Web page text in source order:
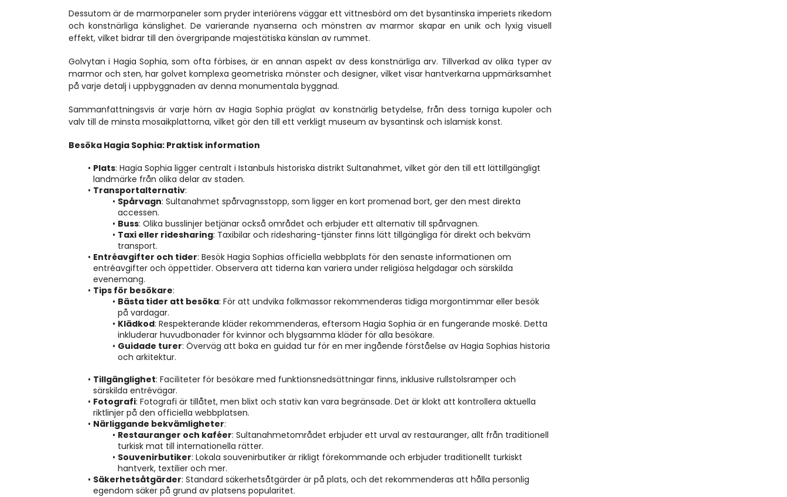
Dessutom är de marmorpaneler som pryder interiörens väggar ett vittnesbörd om det bysantinska imperiets rikedom
och konstnärliga känslighet. De varierande nyanserna och mönstren av marmor skapar en unik och lyxig visuell
effekt, vilket bidrar till den övergripande majestätiska känslan av rummet.
Golvytan i Hagia Sophia, som ofta förbises, är en annan aspekt av dess konstnärliga arv. Tillverkad av olika typer av
marmor och sten, har golvet komplexa geometriska mönster och designer, vilket visar hantverkarna uppmärksamhet
på varje detalj i uppbyggnaden av denna monumentala byggnad.
Sammanfattningsvis är varje hörn av Hagia Sophia präglat av konstnärlig betydelse, från dess torniga kupoler och
valv till de minsta mosaikplattorna, vilket gör den till ett verkligt museum av bysantinsk och islamisk konst.
Besöka Hagia Sophia: Praktisk information
Plats: Hagia Sophia ligger centralt i Istanbuls historiska distrikt Sultanahmet, vilket gör den till ett lättillgängligt
landmärke från olika delar av staden.
Transportalternativ:
Spårvagn: Sultanahmet spårvagnsstopp, som ligger en kort promenad bort, ger den mest direkta
accessen.
Buss: Olika busslinjer betjänar också området och erbjuder ett alternativ till spårvagnen.
Taxi eller ridesharing: Taxibilar och ridesharing-tjänster finns lätt tillgängliga för direkt och bekväm
transport.
Entréavgifter och tider: Besök Hagia Sophias officiella webbplats för den senaste informationen om
entréavgifter och öppettider. Observera att tiderna kan variera under religiösa helgdagar och särskilda
evenemang.
Tips för besökare:
Bästa tider att besöka: För att undvika folkmassor rekommenderas tidiga morgontimmar eller besök
på vardagar.
Klädkod: Respekterande kläder rekommenderas, eftersom Hagia Sophia är en fungerande moské. Detta
inkluderar huvudbonader för kvinnor och blygsamma kläder för alla besökare.
Guidade turer: Överväg att boka en guidad tur för en mer ingående förståelse av Hagia Sophias historia
och arkitektur.
Tillgänglighet: Faciliteter för besökare med funktionsnedsättningar finns, inklusive rullstolsramper och
särskilda entrévägar.
Fotografi: Fotografi är tillåtet, men blixt och stativ kan vara begränsade. Det är klokt att kontrollera aktuella
riktlinjer på den officiella webbplatsen.
Närliggande bekvämligheter:
Restauranger och kaféer: Sultanahmetområdet erbjuder ett urval av restauranger, allt från traditionell
turkisk mat till internationella rätter.
Souvenirbutiker: Lokala souvenirbutiker är rikligt förekommande och erbjuder traditionellt turkiskt
hantverk, textilier och mer.
Säkerhetsåtgärder: Standard säkerhetsåtgärder är på plats, och det rekommenderas att hålla personlig
egendom säker på grund av platsens popularitet.